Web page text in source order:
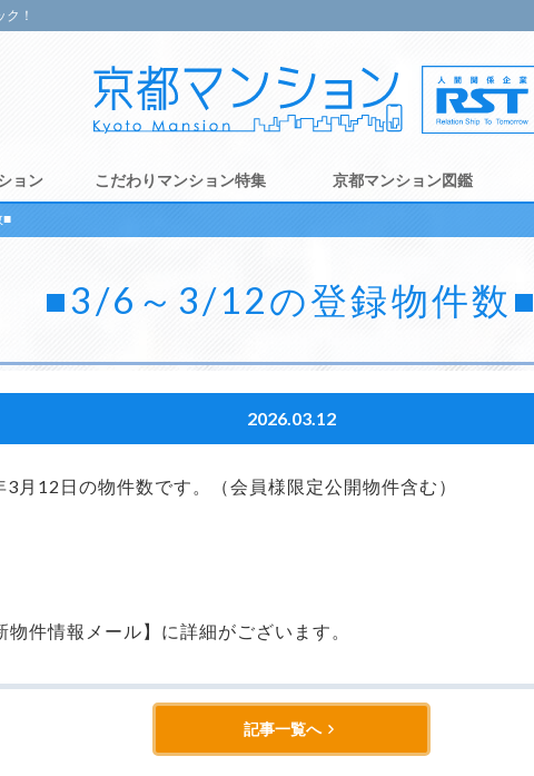
！
ョン こだわりマンション特集 京都マンション図鑑
■
■3/6～3/12の登録物件数■
2026.03.12
月12日の物件数です。（会員様限定公開物件含む）
件情報メール】に詳細がございます。
記事一覧へ